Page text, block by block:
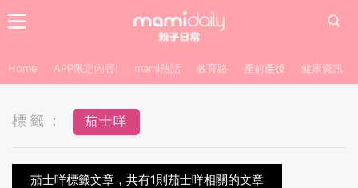
Home APP限定內容! mami熱話 教育路 產前產後 健康資訊
標籤： 茄士咩
茄士咩標籤文章，共有1則茄士咩相關的文章